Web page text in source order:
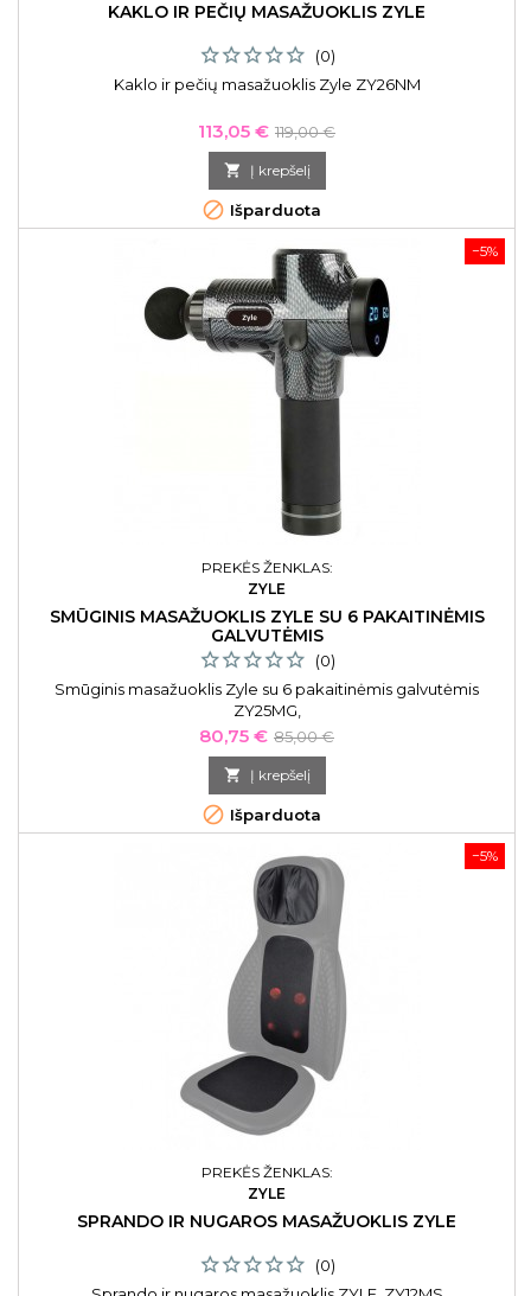
KAKLO IR PEČIŲ MASAŽUOKLIS ZYLE
(0)
Kaklo ir pečių masažuoklis Zyle ZY26NM
Kaina
113,05 € Bazinė
kaina
119,00 €
 Į krepšelį
 Išparduota
−5%
PREKĖS ŽENKLAS:
ZYLE
SMŪGINIS MASAŽUOKLIS ZYLE SU 6 PAKAITINĖMIS
GALVUTĖMIS
(0)
Smūginis masažuoklis Zyle su 6 pakaitinėmis galvutėmis
ZY25MG,
Kaina
80,75 € Bazinė
kaina
85,00 €
 Į krepšelį
 Išparduota
−5%
PREKĖS ŽENKLAS:
ZYLE
SPRANDO IR NUGAROS MASAŽUOKLIS ZYLE
(0)